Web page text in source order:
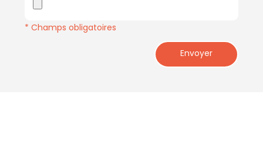
* Champs obligatoires